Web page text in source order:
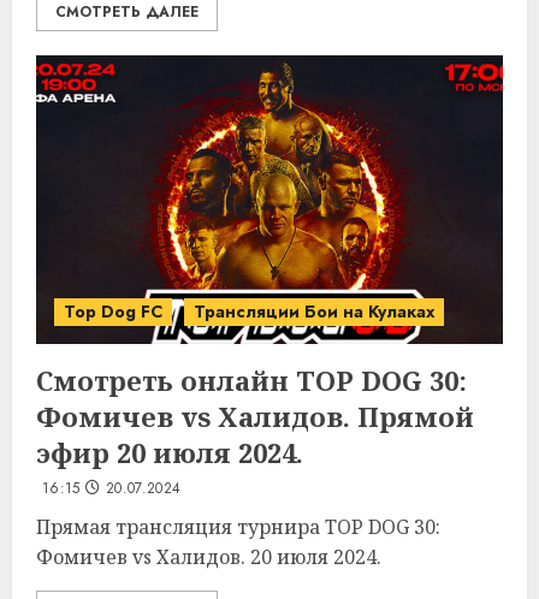
СМОТРЕТЬ ДАЛЕЕ
Top Dog FC Трансляции Бои на Кулаках
Смотреть онлайн TOP DOG 30:
Фомичев vs Халидов. Прямой
эфир 20 июля 2024.
16:15 20.07.2024
Прямая трансляция турнира TOP DOG 30:
Фомичев vs Халидов. 20 июля 2024.